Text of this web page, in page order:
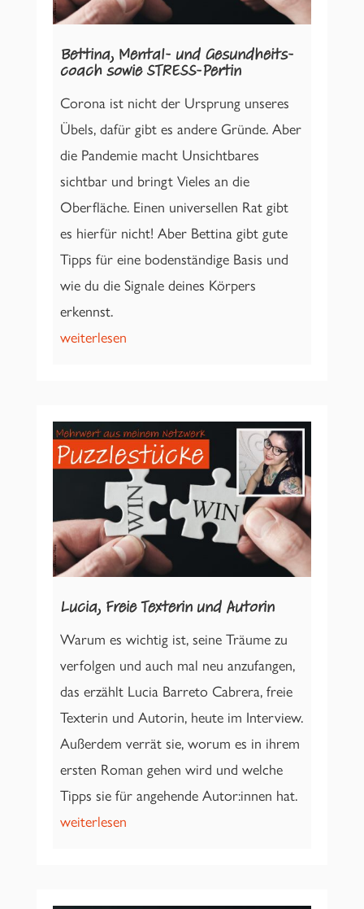
Bettina, Mental- und Gesundheits-
coach sowie STRESS-Pertin
Corona ist nicht der Ursprung unseres
Übels, dafür gibt es andere Gründe. Aber
die Pandemie macht Unsichtbares
sichtbar und bringt Vieles an die
Oberfläche. Einen universellen Rat gibt
es hierfür nicht! Aber Bettina gibt gute
Tipps für eine bodenständige Basis und
wie du die Signale deines Körpers
erkennst.
weiterlesen
Lucia, Freie Texterin und Autorin
Warum es wichtig ist, seine Träume zu
verfolgen und auch mal neu anzufangen,
das erzählt Lucia Barreto Cabrera, freie
Texterin und Autorin, heute im Interview.
Außerdem verrät sie, worum es in ihrem
ersten Roman gehen wird und welche
Tipps sie für angehende Autor:innen hat.
weiterlesen